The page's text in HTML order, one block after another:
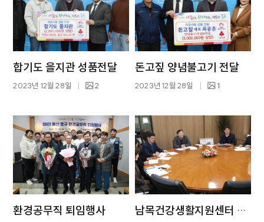
합기도 을지관 성품전달
2023년 12월 28일 2
돈고짚 양념불고기 전달
2023년 12월 28일 1
환경공무직 퇴임행사 남목건강생활지원센터 용역 완료보고회